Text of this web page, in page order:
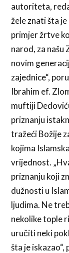
autoriteta,
žele znati šta
primjer žrtve
narod, za našu
novim
zajednice“,
Ibrahim ef.
muftiji
priznanju
tražeći Božije
kojima
vrijednost.
priznanju koji
dužnosti u
ljudima. Ne
nekolike tople
uručiti neki
šta je